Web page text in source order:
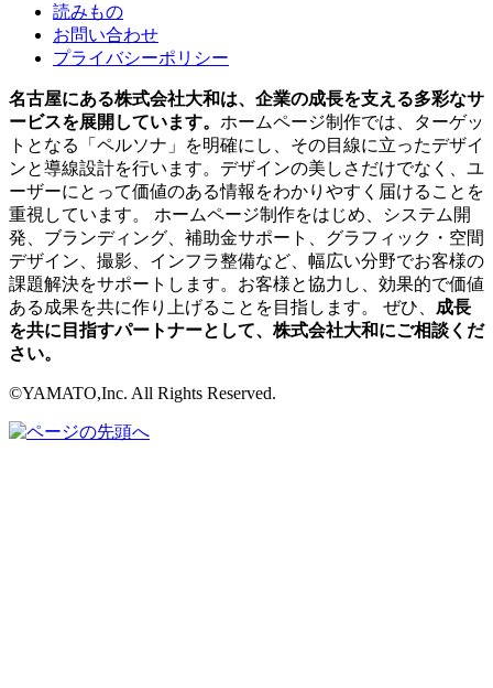
読みもの
お問い合わせ
プライバシーポリシー
名古屋にある株式会社大和は、企業の成長を支える多彩なサ
ービスを展開しています。 ホームページ制作では、ターゲッ
トとなる「ペルソナ」を明確にし、その目線に立ったデザイ
ンと導線設計を行います。デザインの美しさだけでなく、ユ
ーザーにとって価値のある情報をわかりやすく届けることを
重視しています。 ホームページ制作をはじめ、システム開
発、ブランディング、補助金サポート、グラフィック・空間
デザイン、撮影、インフラ整備など、幅広い分野でお客様の
課題解決をサポートします。お客様と協力し、効果的で価値
ある成果を共に作り上げることを目指します。 ぜひ、 成長
を共に目指すパートナーとして、株式会社大和にご相談くだ
さい。
©YAMATO,Inc. All Rights Reserved.